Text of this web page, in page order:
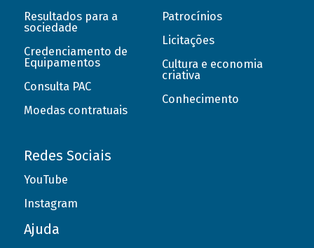
Resultados para a
sociedade
Credenciamento de
Equipamentos
Consulta PAC
Moedas contratuais
Patrocínios
Licitações
Cultura e economia
criativa
Conhecimento
Redes Sociais
YouTube
Instagram
Ajuda